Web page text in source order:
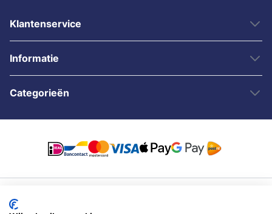
Klantenservice
Informatie
Categorieën